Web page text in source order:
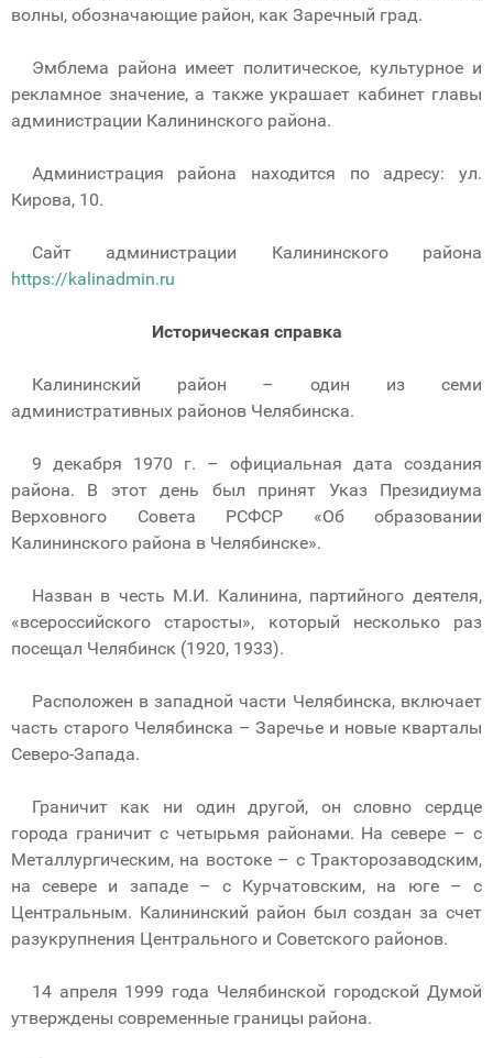
волны, обозначающие район, как Заречный град.
Эмблема района имеет политическое, культурное и
рекламное значение, а также украшает кабинет главы
администрации Калининского района.
Администрация района находится по адресу: ул.
Кирова, 10.
Сайт администрации Калининского района
https://kalinadmin.ru
Историческая справка
Калининский район – один из семи
административных районов Челябинска.
9 декабря 1970 г. – официальная дата создания
района. В этот день был принят Указ Президиума
Верховного Совета РСФСР «Об образовании
Калининского района в Челябинске».
Назван в честь М.И. Калинина, партийного деятеля,
«всероссийского старосты», который несколько раз
посещал Челябинск (1920, 1933).
Расположен в западной части Челябинска, включает
часть старого Челябинска – Заречье и новые кварталы
Северо-Запада.
Граничит как ни один другой, он словно сердце
города граничит с четырьмя районами. На севере – с
Металлургическим, на востоке – с Тракторозаводским,
на севере и западе – с Курчатовским, на юге – с
Центральным. Калининский район был создан за счет
разукрупнения Центрального и Советского районов.
14 апреля 1999 года Челябинской городской Думой
утверждены современные границы района.